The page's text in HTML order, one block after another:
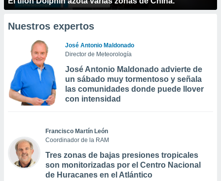
Nuestros expertos
José Antonio Maldonado
Director de Meteorología
José Antonio Maldonado advierte de
un sábado muy tormentoso y señala
las comunidades donde puede llover
con intensidad
Francisco Martín León
Coordinador de la RAM
Tres zonas de bajas presiones tropicales
son monitorizadas por el Centro Nacional
de Huracanes en el Atlántico